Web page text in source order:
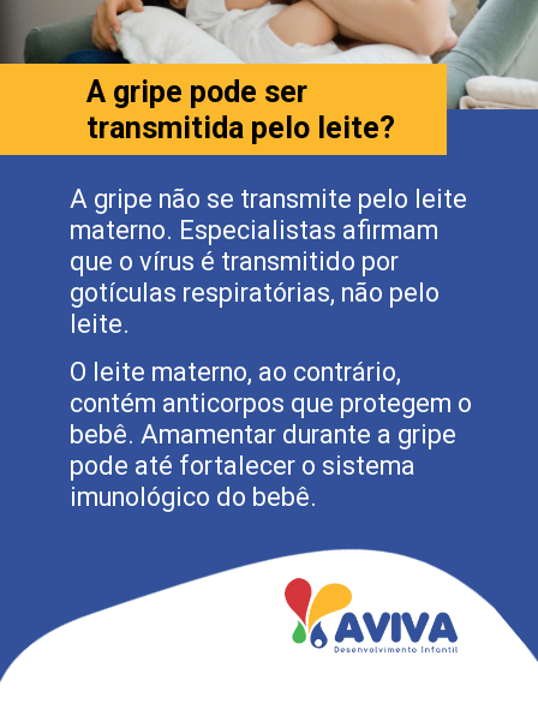
A gripe pode ser
transmitida pelo leite?
A gripe não se transmite pelo leite
materno. Especialistas afirmam
que o vírus é transmitido por
gotículas respiratórias, não pelo
leite.
O leite materno, ao contrário,
contém anticorpos que protegem o
bebê. Amamentar durante a gripe
pode até fortalecer o sistema
imunológico do bebê.